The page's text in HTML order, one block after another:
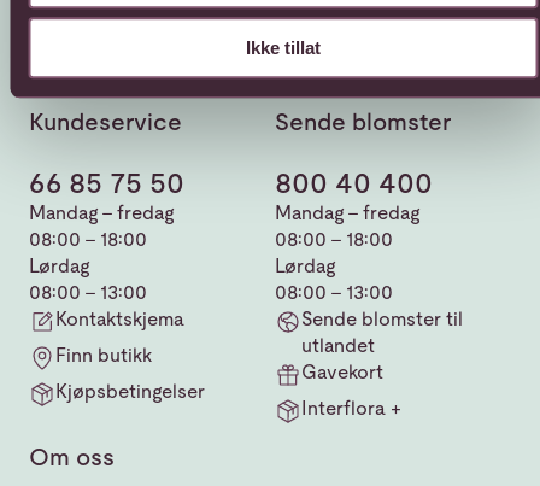
Ikke tillat
Kundeservice
66 85 75 50
Mandag - fredag
08:00 - 18:00
Lørdag
08:00 - 13:00
Kontaktskjema
Finn butikk
Kjøpsbetingelser
Sende blomster
800 40 400
Mandag - fredag
08:00 - 18:00
Lørdag
08:00 - 13:00
Sende blomster til
utlandet
Gavekort
Interflora +
Om oss